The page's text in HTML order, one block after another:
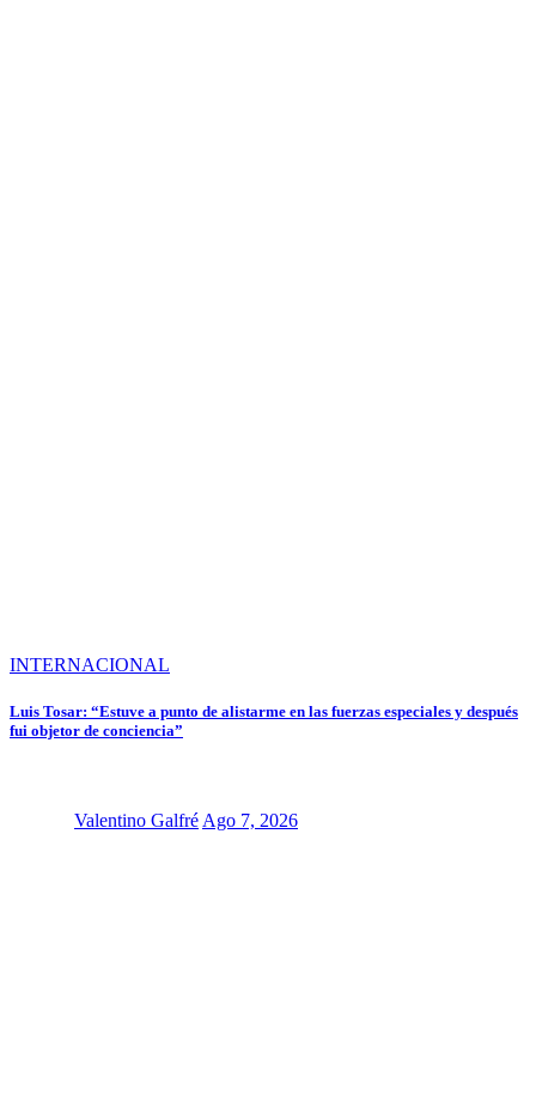
INTERNACIONAL
Luis Tosar: “Estuve a punto de alistarme en las fuerzas especiales y después
fui objetor de conciencia”
Valentino Galfré Ago 7, 2026